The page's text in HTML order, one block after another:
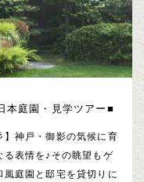
本庭園・見学ツアー■
】神戸・御影の気候に育
る表情を♪その眺望もゲ
庭園と邸宅を貸切りに